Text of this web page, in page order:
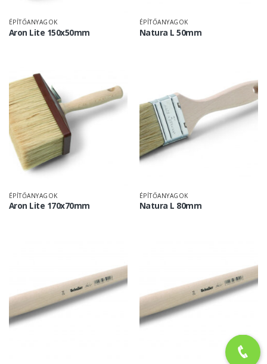
ÉPÍTŐANYAGOK
Aron Lite 150x50mm
ÉPÍTŐANYAGOK
Natura L 50mm
ÉPÍTŐANYAGOK
Aron Lite 170x70mm
ÉPÍTŐANYAGOK
Natura L 80mm